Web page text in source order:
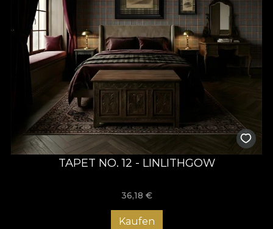
TAPET NO. 12 - LINLITHGOW
36,18 €
Kaufen